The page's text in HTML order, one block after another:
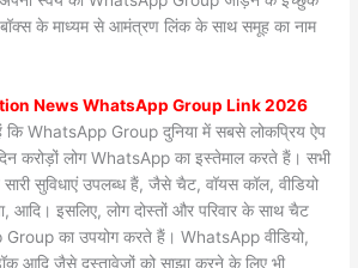
बॉक्स के माध्यम से आमंत्रण लिंक के साथ समूह का नाम
News WhatsApp Group Link 2026
WhatsApp Group दुनिया में सबसे लोकप्रिय ऐप
करोड़ों लोग WhatsApp का इस्तेमाल करते हैं। सभी
सुविधाएं उपलब्ध हैं, जैसे चैट, वॉयस कॉल, वीडियो
आदि। इसलिए, लोग दोस्तों और परिवार के साथ चैट
का उपयोग करते हैं। WhatsApp वीडियो,
आदि जैसे दस्तावेजों को साझा करने के लिए भी